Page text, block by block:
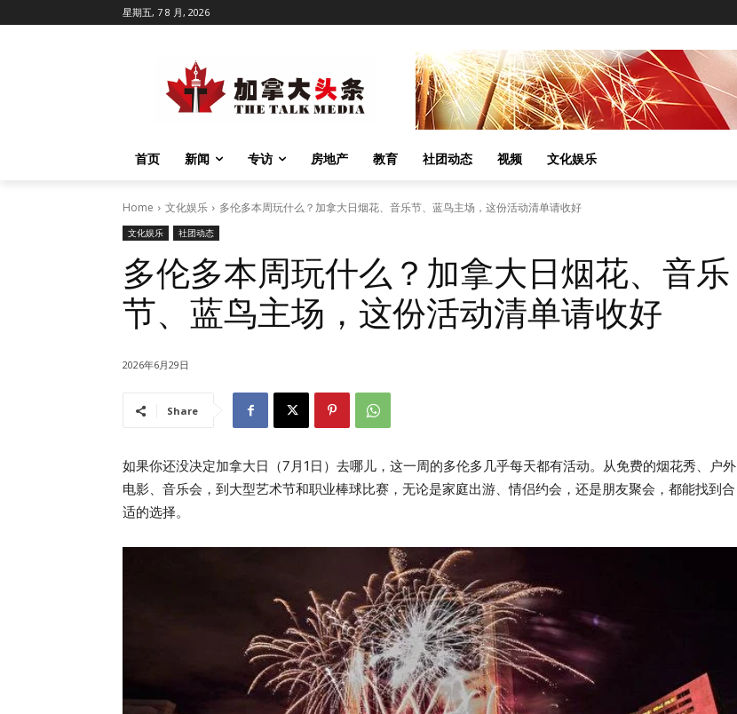
星期五, 7 8 月, 2026
首页 新闻 专访 房地产 教育 社团动态 视频 文化娱乐
Home 文化娱乐 多伦多本周玩什么？加拿大日烟花、音乐节、蓝鸟主场，这份活动清单请收好
文化娱乐 社团动态
多伦多本周玩什么？加拿大日烟花、音乐
节、蓝鸟主场，这份活动清单请收好
2026年6月29日
Share
如果你还没决定加拿大日（7月1日）去哪儿，这一周的多伦多几乎每天都有活动。从免费的烟花秀、户外
电影、音乐会，到大型艺术节和职业棒球比赛，无论是家庭出游、情侣约会，还是朋友聚会，都能找到合
适的选择。